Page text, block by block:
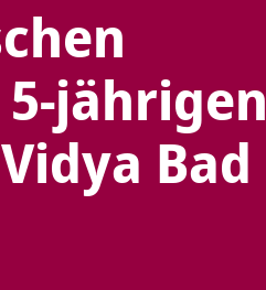
jährigen
Bad